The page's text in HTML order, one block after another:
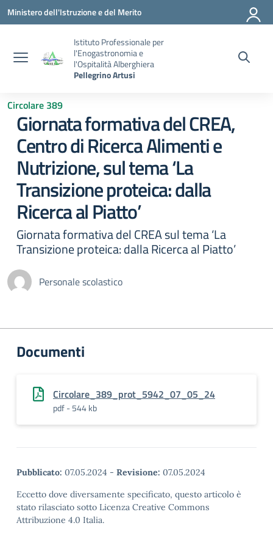
Vai ai contenuti
Vai al menu di navigazione
Vai al footer
Ministero dell'Istruzione e del Merito
Istituto Professionale per
l'Enogastronomia e
l'Ospitalità Alberghiera
Pellegrino Artusi
Circolare 389
Giornata formativa del CREA,
Centro di Ricerca Alimenti e
Nutrizione, sul tema ‘La
Transizione proteica: dalla
Ricerca al Piatto’
Giornata formativa del CREA sul tema ‘La
Transizione proteica: dalla Ricerca al Piatto’
Personale scolastico
Documenti
Circolare_389_prot_5942_07_05_24
pdf - 544 kb
Pubblicato: 07.05.2024 - Revisione: 07.05.2024
Eccetto dove diversamente specificato, questo articolo è
stato rilasciato sotto Licenza Creative Commons
Attribuzione 4.0 Italia.